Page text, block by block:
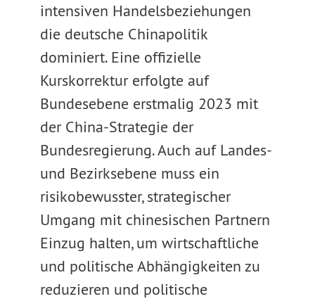
intensiven Handelsbeziehungen
die deutsche Chinapolitik
dominiert. Eine offizielle
Kurskorrektur erfolgte auf
Bundesebene erstmalig 2023 mit
der China-Strategie der
Bundesregierung. Auch auf Landes-
und Bezirksebene muss ein
risikobewusster, strategischer
Umgang mit chinesischen Partnern
Einzug halten, um wirtschaftliche
und politische Abhängigkeiten zu
reduzieren und politische